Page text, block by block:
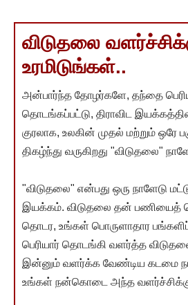
விடுதலை
உரமிடுங்கள்..
அன்பார்ந்த தோழர்களே, தந்தை
தொடங்கப்பட்டு, திராவிட
குரலாக, உலகின் முதல் மற்றும் ஒரே
திகழ்ந்து வருகிறது "விடுதலை"
"விடுதலை" என்பது ஒரு நாளேடு
இயக்கம். விடுதலை தன் பணியைத்
தொடர, உங்கள் பொருளாதார
பெரியார் தொடங்கி வளர்த்த
இன்னும் வளர்க்க வேண்டிய கடமை
உங்கள் நன்கொடை அந்த வளர்ச்சிக்கு